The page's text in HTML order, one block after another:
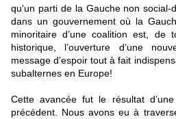
qu'un parti de la Gauche non social-
dans un gouvernement où la
minoritaire d’une coalition est, de
historique, l’ouverture d’une
message d’espoir tout à fait
subalternes en Europe!
Cette avancée fut le résultat
précédent. Nous avons eu à